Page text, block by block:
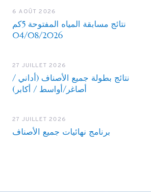
6 AOÛT 2026
نتائج مسابقة المياه المفتوحة 5كم
04/08/2026
27 JUILLET 2026
نتائج بطولة جميع الأصناف (أداني /
أصاغر/أواسط / أكابر)
27 JUILLET 2026
برنامج نهائيات جميع الأصناف